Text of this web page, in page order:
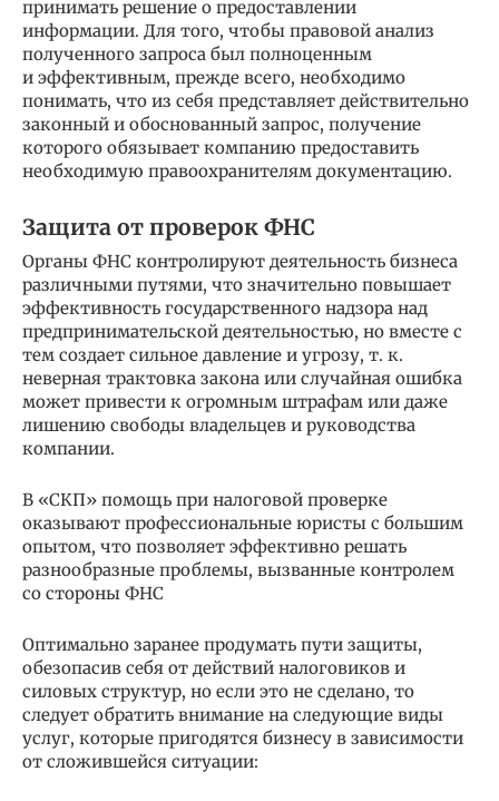
принимать решение о предоставлении
информации. Для того, чтобы правовой анализ
полученного запроса был полноценным
и эффективным, прежде всего, необходимо
понимать, что из себя представляет действительно
законный и обоснованный запрос, получение
которого обязывает компанию предоставить
необходимую правоохранителям документацию.
Защита от проверок ФНС
Органы ФНС контролируют деятельность бизнеса
различными путями, что значительно повышает
эффективность государственного надзора над
предпринимательской деятельностью, но вместе с
тем создает сильное давление и угрозу, т. к.
неверная трактовка закона или случайная ошибка
может привести к огромным штрафам или даже
лишению свободы владельцев и руководства
компании.
В «СКП» помощь при налоговой проверке
оказывают профессиональные юристы с большим
опытом, что позволяет эффективно решать
разнообразные проблемы, вызванные контролем
со стороны ФНС
Оптимально заранее продумать пути защиты,
обезопасив себя от действий налоговиков и
силовых структур, но если это не сделано, то
следует обратить внимание на следующие виды
услуг, которые пригодятся бизнесу в зависимости
от сложившейся ситуации: